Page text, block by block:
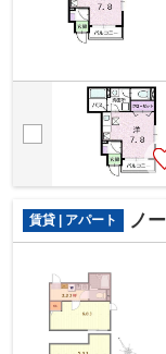
賃貸 | アパート ノ